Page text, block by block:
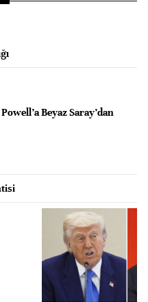
Beyaz Saray’dan